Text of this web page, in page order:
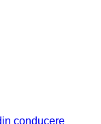
conducere